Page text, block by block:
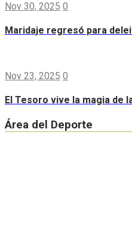
Nov 30, 2025 0
Maridaje regresó para
Nov 23, 2025 0
El Tesoro vive la magia de
Área del Deporte